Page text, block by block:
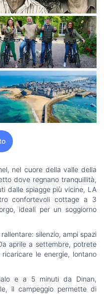
nel cuore della valle della
dove regnano tranquillità,
dalle spiagge più vicine, LA
confortevoli cottage a 3
ideali per un soggiorno
silenzio, ampi spazi
aprile a settembre, potrete
le energie, lontano
e a 5 minuti da Dinan,
il campeggio permette di